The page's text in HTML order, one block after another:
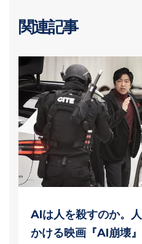
関連記事
AIは人を殺すのか。
かける映画『AI崩壊